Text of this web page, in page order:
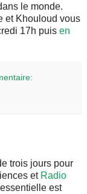
le monde.
et Khouloud vous
17h puis en
trois jours pour
et Radio
est